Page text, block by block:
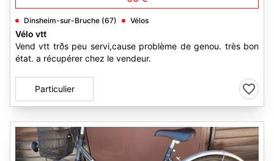
Dinsheim-sur-Bruche (67) Vélos
Vélo vtt
Vend vtt trðs peu servi,cause problème de genou. très bon
état. a récupérer chez le vendeur.
Particulier